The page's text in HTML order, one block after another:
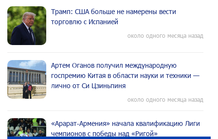
Трамп: США больше не намерены вести
торговлю с Испанией
около одного месяца назад
Артем Оганов получил международную
госпремию Китая в области науки и техники —
лично от Си Цзиньпиня
около одного месяца назад
«Арарат‑Армения» начала квалификацию Лиги
чемпионов с победы над «Ригой»